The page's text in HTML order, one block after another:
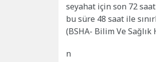
seyahat için son 72
bu süre 48 saat ile
(BSHA- Bilim Ve Sağlık
n